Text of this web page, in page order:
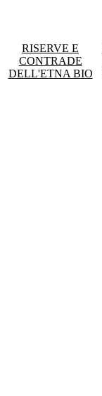
RISERVE E
CONTRADE
DELL'ETNA BIO